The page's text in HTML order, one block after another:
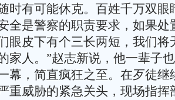
时有可能休克。百姓千万双眼
全是警察的职责要求，如果处
眼皮下有个三长两短，我们将
家人。”赵志新说，他一辈子
幕，简直疯狂之至。在歹徒继
重威胁的紧急关头，现场指挥